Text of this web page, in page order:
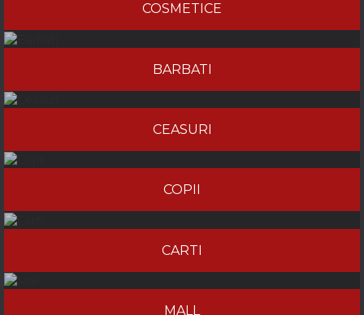
COSMETICE
BARBATI
CEASURI
COPII
CARTI
MALL